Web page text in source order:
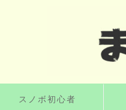
スノボ初心者